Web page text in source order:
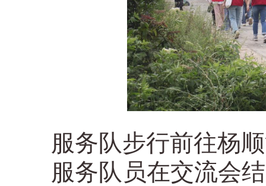
服务队步行前往杨
服务队员在交流会